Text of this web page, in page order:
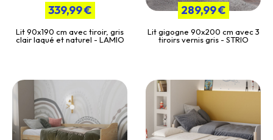
339,99 €
Lit 90x190 cm avec tiroir, gris
clair laqué et naturel - LAMIO
289,99 €
Lit gigogne 90x200 cm avec 3
tiroirs vernis gris - STRIO